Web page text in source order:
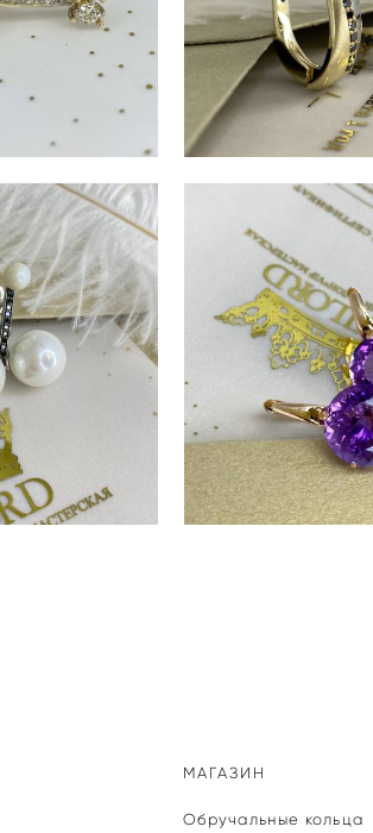
A213 СЕРЬГИ
МАГАЗИН
Обручальные кольца